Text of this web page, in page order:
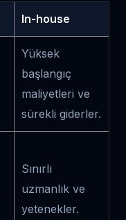
In-house
Yüksek
başlangıç
maliyetleri ve
sürekli giderler.
Sınırlı
uzmanlık ve
yetenekler.